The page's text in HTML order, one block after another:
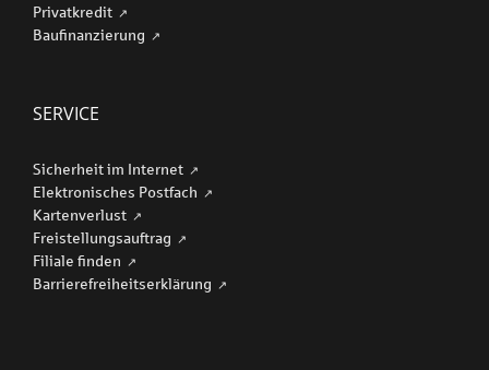
Privatkredit
Baufinanzierung
SERVICE
Sicherheit im Internet
Elektronisches Postfach
Kartenverlust
Freistellungsauftrag
Filiale finden
Barriere­freiheits­erklärung